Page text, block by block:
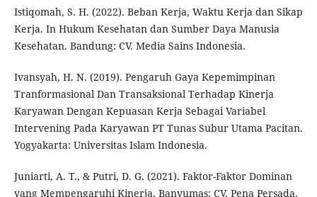
Istiqomah, S. H. (2022). Beban Kerja, Waktu Kerja dan Sikap
Kerja. In Hukum Kesehatan dan Sumber Daya Manusia
Kesehatan. Bandung: CV. Media Sains Indonesia.
Ivansyah, H. N. (2019). Pengaruh Gaya Kepemimpinan
Tranformasional Dan Transaksional Terhadap Kinerja
Karyawan Dengan Kepuasan Kerja Sebagai Variabel
Intervening Pada Karyawan PT Tunas Subur Utama Pacitan.
Yogyakarta: Universitas Islam Indonesia.
Juniarti, A. T., & Putri, D. G. (2021). Faktor-Faktor Dominan
yang Mempengaruhi Kinerja. Banyumas: CV. Pena Persada.